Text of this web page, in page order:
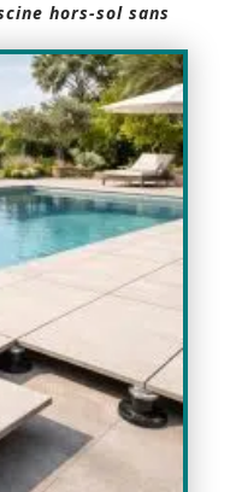
hors-sol sans